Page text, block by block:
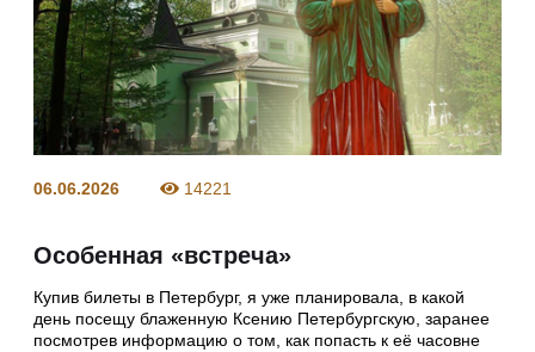
06.06.2026 14221
Особенная «встреча»
Купив билеты в Петербург, я уже планировала, в какой
день посещу блаженную Ксению Петербургскую, заранее
посмотрев информацию о том, как попасть к её часовне